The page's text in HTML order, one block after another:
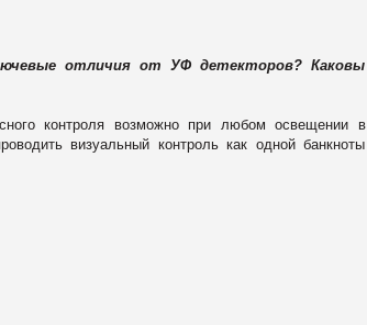
отличия от УФ детекторов? Каковы
контроля возможно при любом освещении в
визуальный контроль как одной банкноты